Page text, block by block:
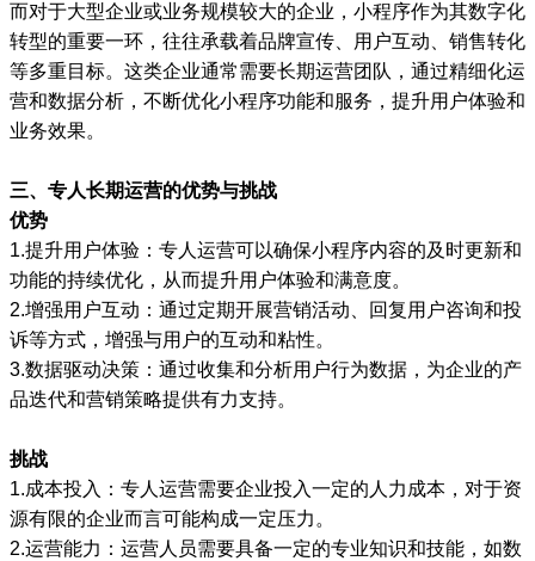
而对于大型企业或业务规模较大的企业，小程序作为其数字化
转型的重要一环，往往承载着品牌宣传、用户互动、销售转化
等多重目标。这类企业通常需要长期运营团队，通过精细化运
营和数据分析，不断优化小程序功能和服务，提升用户体验和
业务效果。
三、专人长期运营的优势与挑战
优势
1.提升用户体验：专人运营可以确保小程序内容的及时更新和
功能的持续优化，从而提升用户体验和满意度。
2.增强用户互动：通过定期开展营销活动、回复用户咨询和投
诉等方式，增强与用户的互动和粘性。
3.数据驱动决策：通过收集和分析用户行为数据，为企业的产
品迭代和营销策略提供有力支持。
挑战
1.成本投入：专人运营需要企业投入一定的人力成本，对于资
源有限的企业而言可能构成一定压力。
2.运营能力：运营人员需要具备一定的专业知识和技能，如数